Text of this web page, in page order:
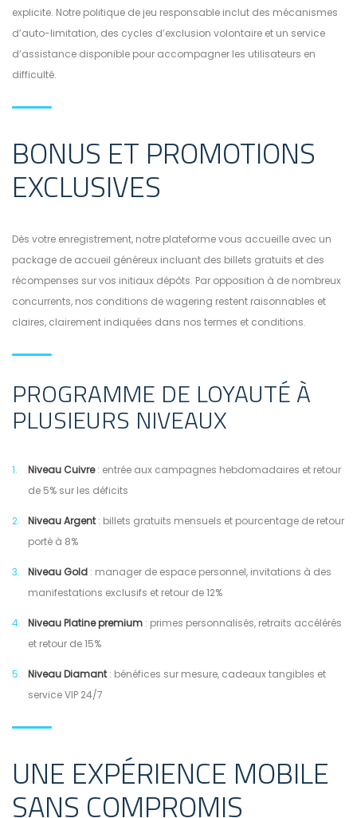
explicite. Notre politique de jeu responsable inclut des mécanismes
d’auto-limitation, des cycles d’exclusion volontaire et un service
d’assistance disponible pour accompagner les utilisateurs en
difficulté.
BONUS ET PROMOTIONS
EXCLUSIVES
Dès votre enregistrement, notre plateforme vous accueille avec un
package de accueil généreux incluant des billets gratuits et des
récompenses sur vos initiaux dépôts. Par opposition à de nombreux
concurrents, nos conditions de wagering restent raisonnables et
claires, clairement indiquées dans nos termes et conditions.
PROGRAMME DE LOYAUTÉ À
PLUSIEURS NIVEAUX
Niveau Cuivre: entrée aux campagnes hebdomadaires et retour
de 5% sur les déficits
Niveau Argent: billets gratuits mensuels et pourcentage de retour
porté à 8%
Niveau Gold : manager de espace personnel, invitations à des
manifestations exclusifs et retour de 12%
Niveau Platine premium : primes personnalisés, retraits accélérés
et retour de 15%
Niveau Diamant: bénéfices sur mesure, cadeaux tangibles et
service VIP 24/7
UNE EXPÉRIENCE MOBILE
SANS COMPROMIS